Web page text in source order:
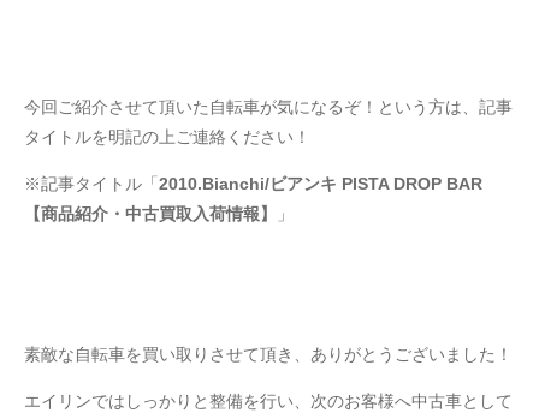
今回ご紹介させて頂いた自転車が気になるぞ！という方は、記事
タイトルを明記の上ご連絡ください！
※記事タイトル「 2010.Bianchi/ビアンキ PISTA DROP BAR
【商品紹介・中古買取入荷情報】
」
素敵な自転車を買い取りさせて頂き、ありがとうございました！
エイリンではしっかりと整備を行い、次のお客様へ中古車として